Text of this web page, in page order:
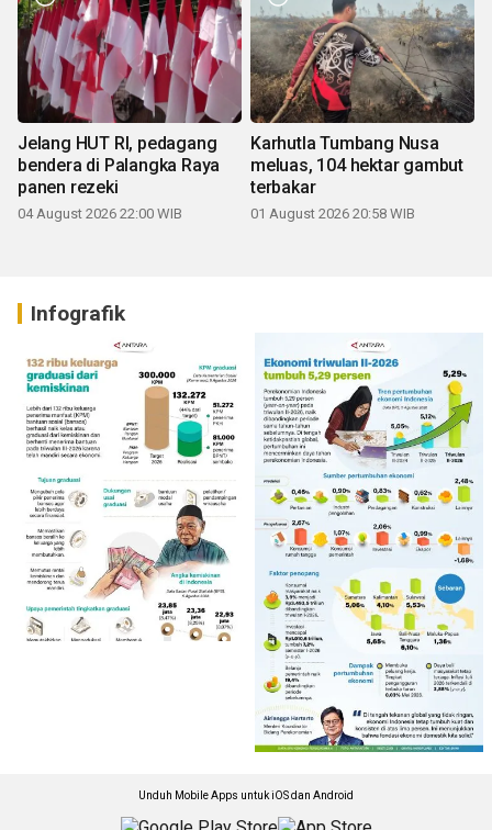
Jelang HUT RI, pedagang
bendera di Palangka Raya
panen rezeki
04 August 2026 22:00 WIB
Karhutla Tumbang Nusa
meluas, 104 hektar gambut
terbakar
01 August 2026 20:58 WIB
Infografik
Unduh Mobile Apps untuk iOS dan Android